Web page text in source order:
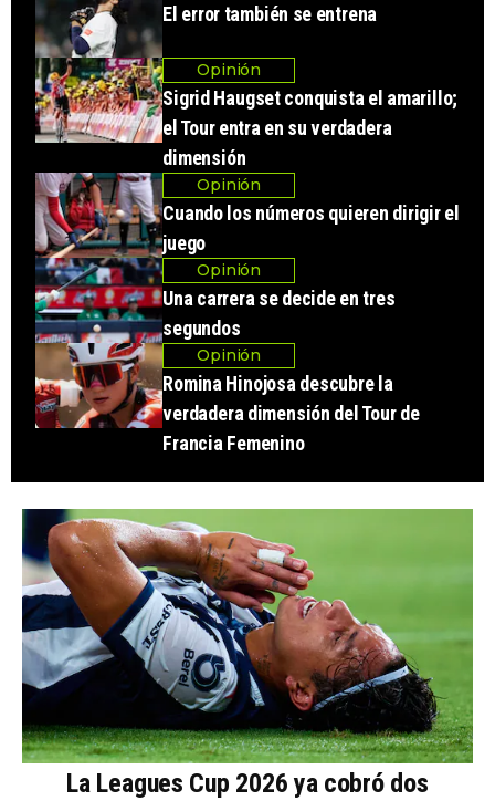
El error también se entrena
Opinión
Sigrid Haugset conquista el amarillo;
el Tour entra en su verdadera
dimensión
Opinión
Cuando los números quieren dirigir el
juego
Opinión
Una carrera se decide en tres
segundos
Opinión
Romina Hinojosa descubre la
verdadera dimensión del Tour de
Francia Femenino
La Leagues Cup 2026 ya cobró dos